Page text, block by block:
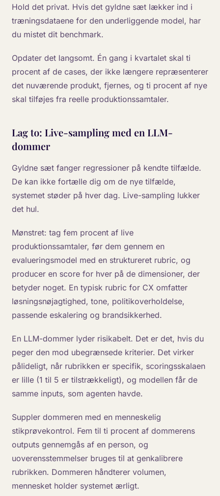
Hold det privat. Hvis det gyldne sæt lækker ind i
træningsdataene for den underliggende model, har
du mistet dit benchmark.
Opdater det langsomt. Én gang i kvartalet skal ti
procent af de cases, der ikke længere repræsenterer
det nuværende produkt, fjernes, og ti procent af nye
skal tilføjes fra reelle produktionssamtaler.
Lag to: Live-sampling med en LLM-
dommer
Gyldne sæt fanger regressioner på kendte tilfælde.
De kan ikke fortælle dig om de nye tilfælde,
systemet støder på hver dag. Live-sampling lukker
det hul.
Mønstret: tag fem procent af live
produktionssamtaler, før dem gennem en
evalueringsmodel med en struktureret rubric, og
producer en score for hver på de dimensioner, der
betyder noget. En typisk rubric for CX omfatter
løsningsnøjagtighed, tone, politikoverholdelse,
passende eskalering og brandsikkerhed.
En LLM-dommer lyder risikabelt. Det er det, hvis du
peger den mod ubegrænsede kriterier. Det virker
pålideligt, når rubrikken er specifik, scoringsskalaen
er lille (1 til 5 er tilstrækkeligt), og modellen får de
samme inputs, som agenten havde.
Suppler dommeren med en menneskelig
stikprøvekontrol. Fem til ti procent af dommerens
outputs gennemgås af en person, og
uoverensstemmelser bruges til at genkalibrere
rubrikken. Dommeren håndterer volumen,
mennesket holder systemet ærligt.